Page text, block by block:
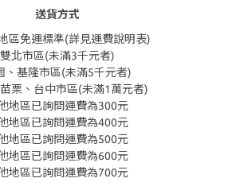
送貨方式
區免運標準(詳見運費說明表)
雙北市區(未滿3千元者)
、基隆市區(未滿5千元者)
栗、台中市區(未滿1萬元者)
地區已詢問運費為300元
地區已詢問運費為400元
地區已詢問運費為500元
地區已詢問運費為600元
地區已詢問運費為700元